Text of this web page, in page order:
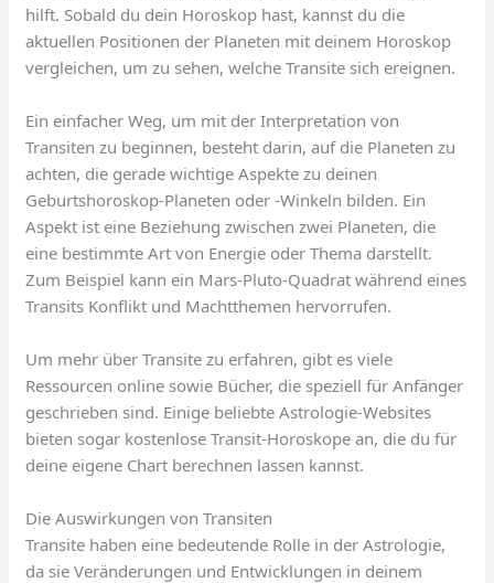
hilft. Sobald du dein Horoskop hast, kannst du die
aktuellen Positionen der Planeten mit deinem Horoskop
vergleichen, um zu sehen, welche Transite sich ereignen.
Ein einfacher Weg, um mit der Interpretation von
Transiten zu beginnen, besteht darin, auf die Planeten zu
achten, die gerade wichtige Aspekte zu deinen
Geburtshoroskop-Planeten oder -Winkeln bilden. Ein
Aspekt ist eine Beziehung zwischen zwei Planeten, die
eine bestimmte Art von Energie oder Thema darstellt.
Zum Beispiel kann ein Mars-Pluto-Quadrat während eines
Transits Konflikt und Machtthemen hervorrufen.
Um mehr über Transite zu erfahren, gibt es viele
Ressourcen online sowie Bücher, die speziell für Anfänger
geschrieben sind. Einige beliebte Astrologie-Websites
bieten sogar kostenlose Transit-Horoskope an, die du für
deine eigene Chart berechnen lassen kannst.
Die Auswirkungen von Transiten
Transite haben eine bedeutende Rolle in der Astrologie,
da sie Veränderungen und Entwicklungen in deinem